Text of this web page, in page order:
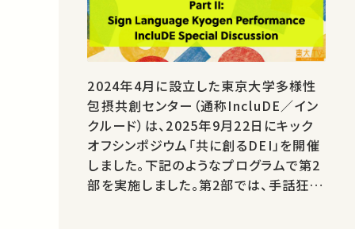
2024年4月に設立した東京大学多様性
包摂共創センター（通称IncluDE／イン
クルード）は、2025年9月22日にキック
オフシンポジウム「共に創るDEI」を開催
しました。下記のようなプログラムで第2
部を実施しました。第2部では、手話狂言